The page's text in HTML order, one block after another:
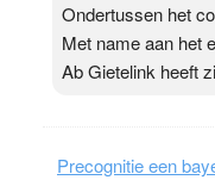
zijn. Door…Lees
topspsort › [...]
Ondertussen het
Met name aan het
Ab Gietelink heeft
Precognitie een